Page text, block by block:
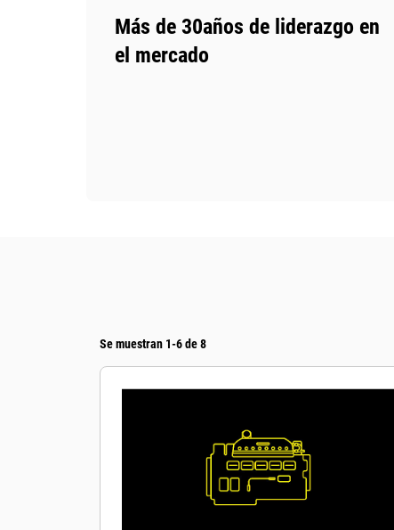
Más de 30años de liderazgo en
el mercado
Se muestran 1-6 de 8